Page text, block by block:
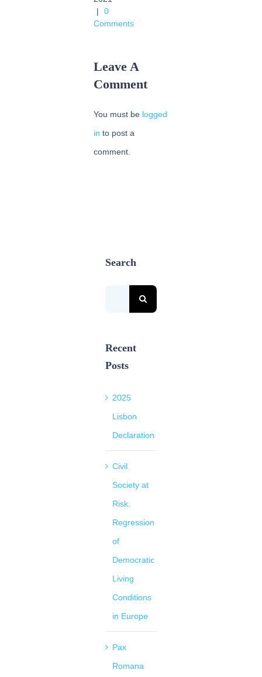
|
0
Comments
Leave A
Comment
You must be logged
in to post a
comment.
Search
Recent
Posts
2025
Lisbon
Declaration
Civil
Society at
Risk.
Regression
of
Democratic
Living
Conditions
in Europe
Pax
Romana